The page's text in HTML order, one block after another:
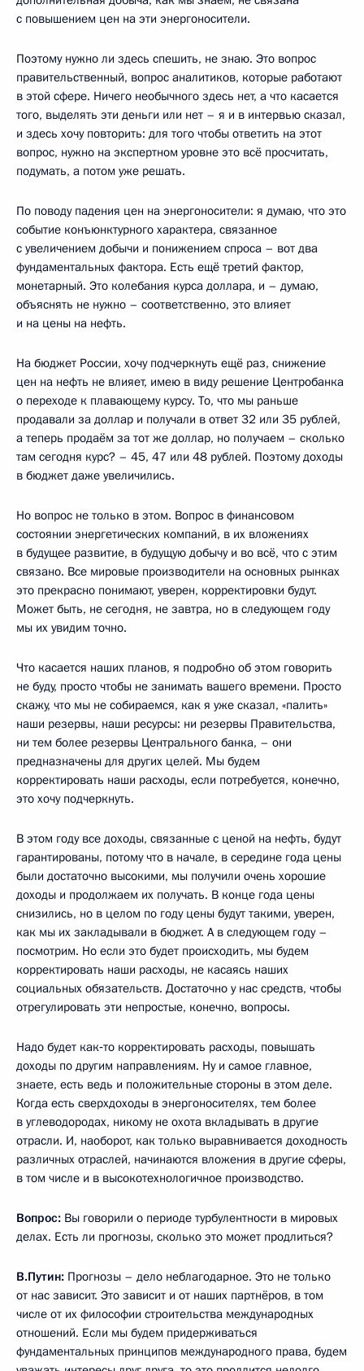
с повышением цен на эти энергоносители.
Поэтому нужно ли здесь спешить, не знаю. Это вопрос
правительственный, вопрос аналитиков, которые работают
в этой сфере. Ничего необычного здесь нет, а что касается
того, выделять эти деньги или нет – я и в интервью сказал,
и здесь хочу повторить: для того чтобы ответить на этот
вопрос, нужно на экспертном уровне это всё просчитать,
подумать, а потом уже решать.
По поводу падения цен на энергоносители: я думаю, что это
событие конъюнктурного характера, связанное
с увеличением добычи и понижением спроса – вот два
фундаментальных фактора. Есть ещё третий фактор,
монетарный. Это колебания курса доллара, и – думаю,
объяснять не нужно – соответственно, это влияет
и на цены на нефть.
На бюджет России, хочу подчеркнуть ещё раз, снижение
цен на нефть не влияет, имею в виду решение Центробанка
о переходе к плавающему курсу. То, что мы раньше
продавали за доллар и получали в ответ 32 или 35 рублей,
а теперь продаём за тот же доллар, но получаем – сколько
там сегодня курс? – 45, 47 или 48 рублей. Поэтому доходы
в бюджет даже увеличились.
Но вопрос не только в этом. Вопрос в финансовом
состоянии энергетических компаний, в их вложениях
в будущее развитие, в будущую добычу и во всё, что с этим
связано. Все мировые производители на основных рынках
это прекрасно понимают, уверен, корректировки будут.
Может быть, не сегодня, не завтра, но в следующем году
мы их увидим точно.
Что касается наших планов, я подробно об этом говорить
не буду, просто чтобы не занимать вашего времени. Просто
скажу, что мы не собираемся, как я уже сказал, «палить»
наши резервы, наши ресурсы: ни резервы Правительства,
ни тем более резервы Центрального банка, – они
предназначены для других целей. Мы будем
корректировать наши расходы, если потребуется, конечно,
это хочу подчеркнуть.
В этом году все доходы, связанные с ценой на нефть, будут
гарантированы, потому что в начале, в середине года цены
были достаточно высокими, мы получили очень хорошие
доходы и продолжаем их получать. В конце года цены
снизились, но в целом по году цены будут такими, уверен,
как мы их закладывали в бюджет. А в следующем году –
посмотрим. Но если это будет происходить, мы будем
корректировать наши расходы, не касаясь наших
социальных обязательств. Достаточно у нас средств, чтобы
отрегулировать эти непростые, конечно, вопросы.
Надо будет как‑то корректировать расходы, повышать
доходы по другим направлениям. Ну и самое главное,
знаете, есть ведь и положительные стороны в этом деле.
Когда есть сверхдоходы в энергоносителях, тем более
в углеводородах, никому не охота вкладывать в другие
отрасли. И, наоборот, как только выравнивается доходность
различных отраслей, начинаются вложения в другие сферы,
в том числе и в высокотехнологичное производство.
Вопрос: Вы говорили о периоде турбулентности в мировых
делах. Есть ли прогнозы, сколько это может продлиться?
В.Путин: Прогнозы – дело неблагодарное. Это не только
от нас зависит. Это зависит и от наших партнёров, в том
числе от их философии строительства международных
отношений. Если мы будем придерживаться
фундаментальных принципов международного права, будем